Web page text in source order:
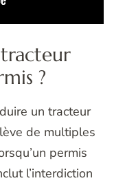
?
un tracteur
de multiples
permis
l’interdiction